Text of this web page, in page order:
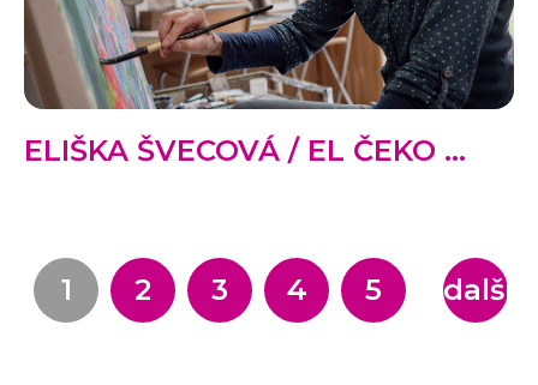
ELIŠKA ŠVECOVÁ / EL ČEKO ...
1 2 3 4 5 další...